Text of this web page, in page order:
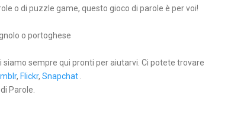
o di puzzle game, questo gioco di parole è per voi!
o portoghese
sempre qui pronti per aiutarvi. Ci potete trovare
, Flickr, Snapchat
Parole.